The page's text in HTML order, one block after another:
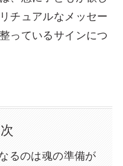
チュアルなメッセー
っているサインにつ
るのは魂の準備が